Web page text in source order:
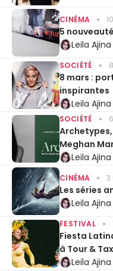
CINÉMA
5
Leila
SOCIÉTÉ
8 mars :
inspirantes
Leila
SOCIÉTÉ
Meghan
Leila
CINÉMA 3
Les séries
Leila
FESTIVAL
Fiesta
à Tour &
Leila